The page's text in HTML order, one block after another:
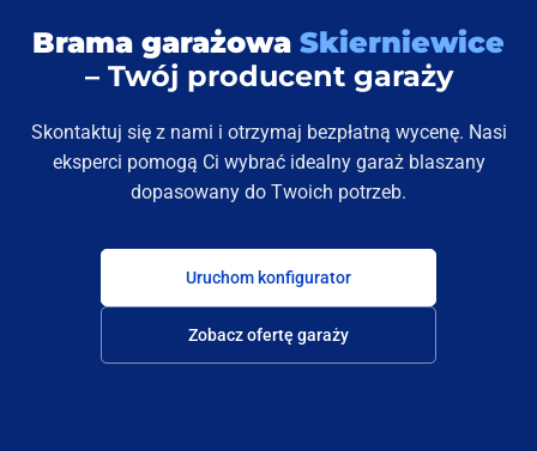
Brama garażowa Skierniewice
– Twój producent garaży
Skontaktuj się z nami i otrzymaj bezpłatną wycenę. Nasi
eksperci pomogą Ci wybrać idealny garaż blaszany
dopasowany do Twoich potrzeb.
Uruchom konfigurator
Zobacz ofertę garaży